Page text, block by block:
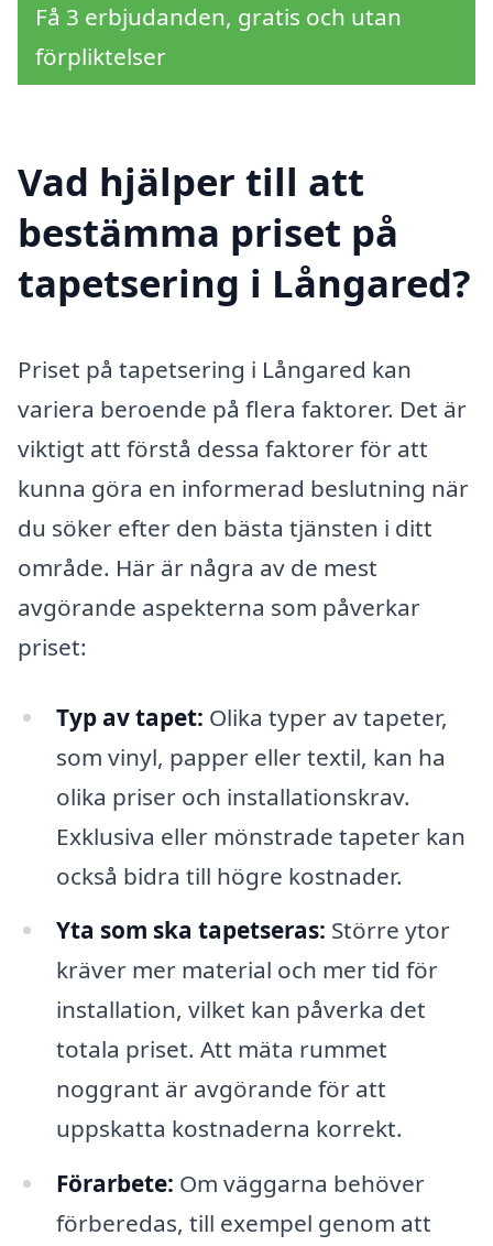
Få 3 erbjudanden, gratis och utan
förpliktelser
Vad hjälper till att
bestämma priset på
tapetsering i Långared?
Priset på tapetsering i Långared kan
variera beroende på flera faktorer. Det är
viktigt att förstå dessa faktorer för att
kunna göra en informerad beslutning när
du söker efter den bästa tjänsten i ditt
område. Här är några av de mest
avgörande aspekterna som påverkar
priset:
Typ av tapet: Olika typer av tapeter,
som vinyl, papper eller textil, kan ha
olika priser och installationskrav.
Exklusiva eller mönstrade tapeter kan
också bidra till högre kostnader.
Yta som ska tapetseras: Större ytor
kräver mer material och mer tid för
installation, vilket kan påverka det
totala priset. Att mäta rummet
noggrant är avgörande för att
uppskatta kostnaderna korrekt.
Förarbete: Om väggarna behöver
förberedas, till exempel genom att